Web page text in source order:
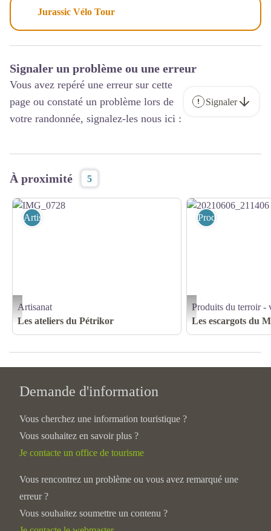
Jurassic Vélo Tour
Signaler un problème ou une erreur
Vous avez repéré une erreur sur cette
page ou constaté un problème lors de
votre randonnée, signalez-les nous ici :
Signaler
À proximité 5
IMG_0728 - Christelle Fillod
Artisanat
Artisanat
Les ateliers du Pétrikor
20210606_211406 -
Produits du terroir
Produits du terroir -
Les escargots du
Demande d'information
Vous cherchez une information touristique ?
Vous souhaitez en savoir plus ?
Je contacte un office de tourisme
Vous rencontrez un problème ou vous avez remarqué une
erreur ?
Vous souhaitez soumettre un contenu ?